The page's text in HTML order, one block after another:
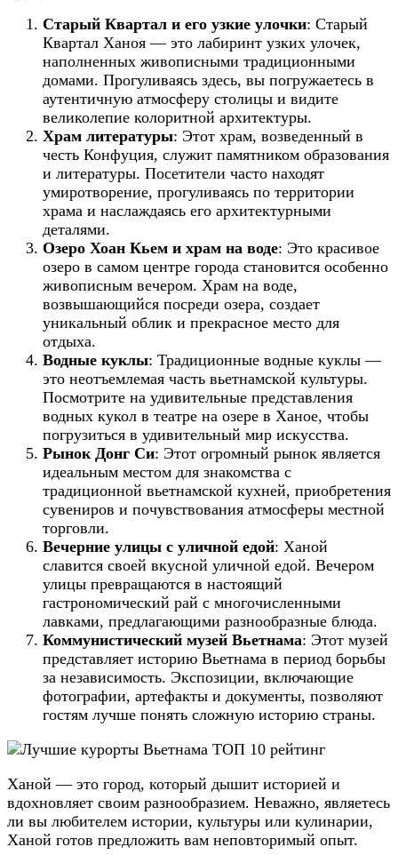
Старый Квартал и его узкие улочки: Старый
Квартал Ханоя — это лабиринт узких улочек,
наполненных живописными традиционными
домами. Прогуливаясь здесь, вы погружаетесь в
аутентичную атмосферу столицы и видите
великолепие колоритной архитектуры.
Храм литературы: Этот храм, возведенный в
честь Конфуция, служит памятником образования
и литературы. Посетители часто находят
умиротворение, прогуливаясь по территории
храма и наслаждаясь его архитектурными
деталями.
Озеро Хоан Кьем и храм на воде: Это красивое
озеро в самом центре города становится особенно
живописным вечером. Храм на воде,
возвышающийся посреди озера, создает
уникальный облик и прекрасное место для
отдыха.
Водные куклы: Традиционные водные куклы —
это неотъемлемая часть вьетнамской культуры.
Посмотрите на удивительные представления
водных кукол в театре на озере в Ханое, чтобы
погрузиться в удивительный мир искусства.
Рынок Донг Си: Этот огромный рынок является
идеальным местом для знакомства с
традиционной вьетнамской кухней, приобретения
сувениров и почувствования атмосферы местной
торговли.
Вечерние улицы с уличной едой: Ханой
славится своей вкусной уличной едой. Вечером
улицы превращаются в настоящий
гастрономический рай с многочисленными
лавками, предлагающими разнообразные блюда.
Коммунистический музей Вьетнама: Этот музей
представляет историю Вьетнама в период борьбы
за независимость. Экспозиции, включающие
фотографии, артефакты и документы, позволяют
гостям лучше понять сложную историю страны.
Ханой — это город, который дышит историей и
вдохновляет своим разнообразием. Неважно, являетесь
ли вы любителем истории, культуры или кулинарии,
Ханой готов предложить вам неповторимый опыт.